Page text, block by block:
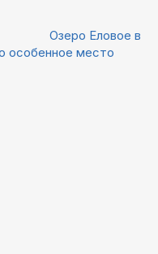
Озеро Еловое в
особенное место